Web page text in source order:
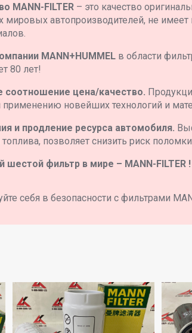
MANN-FILTER – это качество
мировых автопроизводителей, не имеет
MANN+HUMMEL в области
80 лет!
соотношение цена/качество.
применению новейших технологий и
и продление ресурса автомобиля.
позволяет снизить риск
фильтр в мире – MANN-FILTER !
себя в безопасности с фильтрами